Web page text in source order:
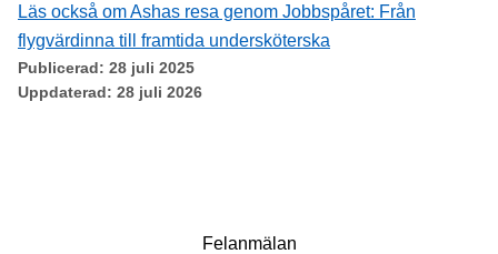
Läs också om Ashas resa genom Jobbspåret: Från
flygvärdinna till framtida undersköterska
Publicerad: 28 juli 2025
Uppdaterad: 28 juli 2026
Fel­anmälan